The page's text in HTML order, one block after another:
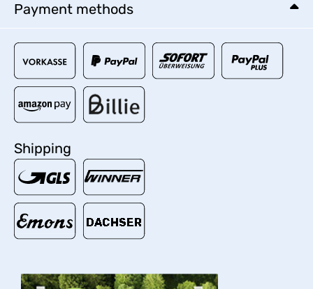
Payment methods
Shipping